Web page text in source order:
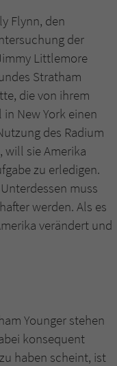
Flynn, den
der
Littlemore
Stratham
die von ihrem
New York einen
des Radium
will sie Amerika
zu erledigen.
muss
werden. Als es
verändert und
Younger stehen
konsequent
haben scheint, ist